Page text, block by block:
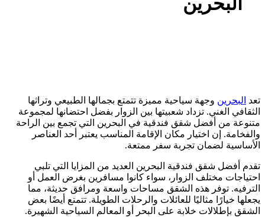
تعد البحرين وجهة سياحية مميزة تتمتع بجمالها الطبيعي وتراثها
الثقافي الغني. تزداد شعبيتها بين الزوار بفضل احتضانها لمجموعة
متنوعة من أفضل شقق فندقية في البحرين التي تجمع بين الراحة
والفخامة. إن اختيار مكان الإقامة المناسب يعتبر أحد العناصر
الأساسية لضمان تجربة سفر ممتعة.
تقدم أفضل شقق فندقية البحرين العديد من المزايا التي تلبي
احتياجات مختلف الزوار، سواء كانوا مسافرين بغرض العمل أو
الترفيه. توفر هذه الشقق مساحات واسعة ومرافق حديثة، مما
يجعلها خيارًا مثاليًا للعائلات والرحلات الطويلة. تتمتع أيضًا بعض
الشقق بإطلالات خلابة على البحر أو المعالم السياحية الشهيرة.